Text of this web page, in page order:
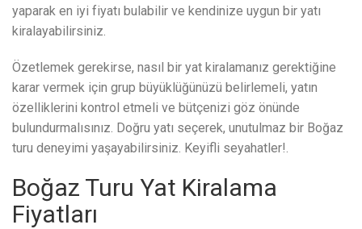
yaparak en iyi fiyatı bulabilir ve kendinize uygun bir yatı
kiralayabilirsiniz.
Özetlemek gerekirse, nasıl bir yat kiralamanız gerektiğine
karar vermek için grup büyüklüğünüzü belirlemeli, yatın
özelliklerini kontrol etmeli ve bütçenizi göz önünde
bulundurmalısınız. Doğru yatı seçerek, unutulmaz bir Boğaz
turu deneyimi yaşayabilirsiniz. Keyifli seyahatler!.
Boğaz Turu Yat Kiralama
Fiyatları